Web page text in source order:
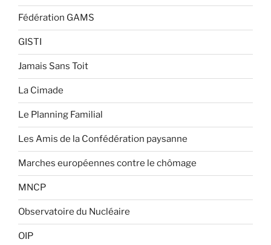
Fédération GAMS
GISTI
Jamais Sans Toit
La Cimade
Le Planning Familial
Les Amis de la Confédération paysanne
Marches européennes contre le chômage
MNCP
Observatoire du Nucléaire
OIP